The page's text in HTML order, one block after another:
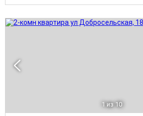
1 из 10